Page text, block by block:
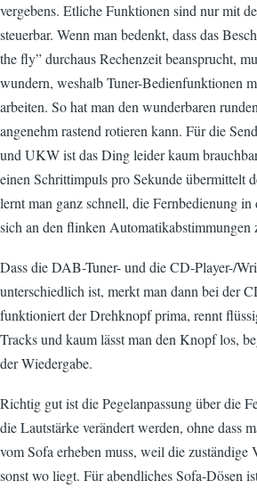
vergebens. Etliche Funktionen sind nur mit
steuerbar. Wenn man bedenkt, dass das
the fly” durchaus Rechenzeit beansprucht,
wundern, weshalb Tuner-Bedienfunktionen
arbeiten. So hat man den wunderbaren
angenehm rastend rotieren kann. Für die
und UKW ist das Ding leider kaum
einen Schrittimpuls pro Sekunde übermittelt
lernt man ganz schnell, die Fernbedienung
sich an den flinken Automatikabstimmungen
Dass die DAB-Tuner- und die CD-Player-/
unterschiedlich ist, merkt man dann bei der
funktioniert der Drehknopf prima, rennt
Tracks und kaum lässt man den Knopf los,
der Wiedergabe.
Richtig gut ist die Pegelanpassung über die
die Lautstärke verändert werden, ohne dass
vom Sofa erheben muss, weil die zuständige
sonst wo liegt. Für abendliches Sofa-Dösen